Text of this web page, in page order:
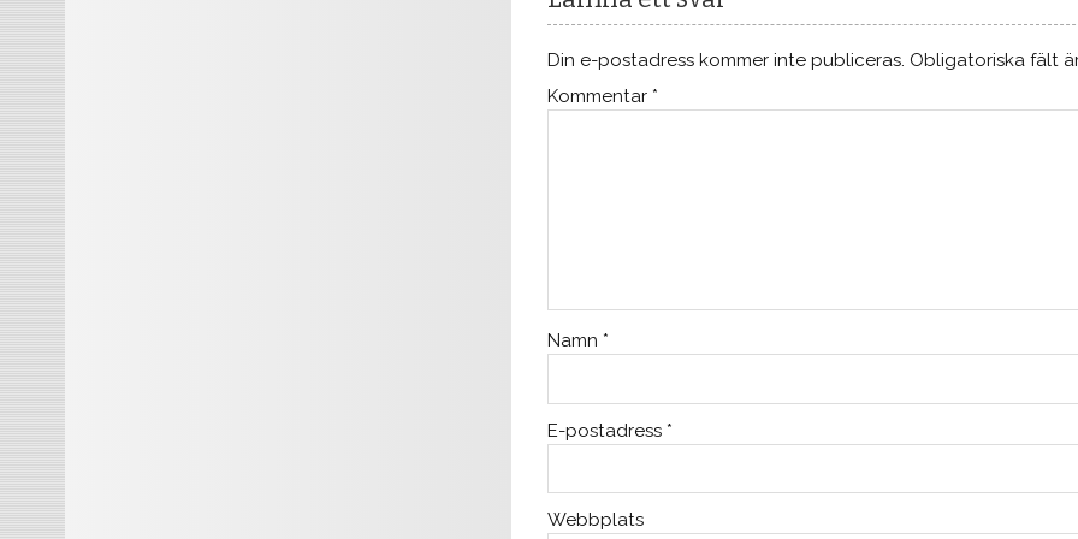
Din e-postadress kommer inte publiceras. Obligatoriska fält
Kommentar *
Namn *
E-postadress *
Webbplats